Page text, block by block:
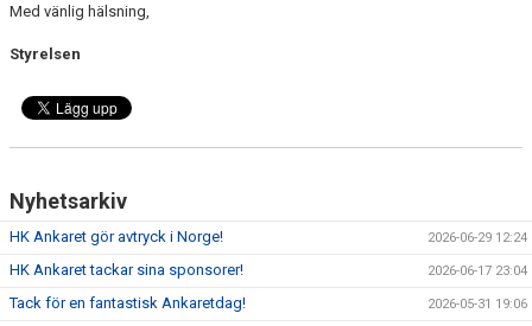
Med vänlig hälsning,
Styrelsen
Nyhetsarkiv
HK Ankaret gör avtryck i Norge! 2026-06-29 12:24
HK Ankaret tackar sina sponsorer! 2026-06-17 23:04
Tack för en fantastisk Ankaretdag! 2026-05-31 19:06